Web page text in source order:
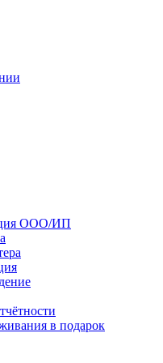
ООО/ИП
в подарок